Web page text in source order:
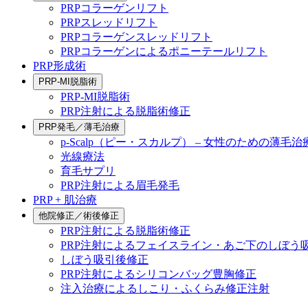
PRPコラーゲンリフト
PRPスレッドリフト
PRPコラーゲンスレッドリフト
PRPコラーゲンによるポニーテールリフト
PRP形成術
PRP-MI脱脂術
PRP-MI脱脂術
PRP注射による脱脂術修正
PRP発毛／薄毛治療
p-Scalp（ピー・スカルプ） – 女性のための薄毛治
光線療法
育毛サプリ
PRP注射による眉毛発毛
PRP + 肌治療
他院修正／術後修正
PRP注射による脱脂術修正
PRP注射によるフェイスライン・あご下のしぼう
しぼう吸引後修正
PRP注射によるシリコンバッグ豊胸修正
注入治療によるしこり・ふくらみ修正注射